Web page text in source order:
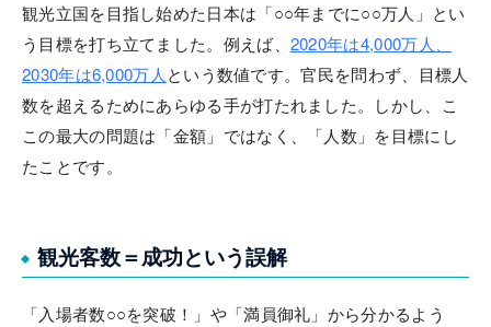
観光立国を目指し始めた日本は「○○年までに○○万人」とい
う目標を打ち立てました。例えば、 2020年は4,000万人、
2030年は6,000万人という数値です。官民を問わず、目標人
数を超えるためにあらゆる手が打たれました。しかし、こ
この最大の問題は「金額」ではなく、「人数」を目標にし
たことです。
観光客数＝成功という誤解
「入場者数○○を突破！」や「満員御礼」から分かるよう